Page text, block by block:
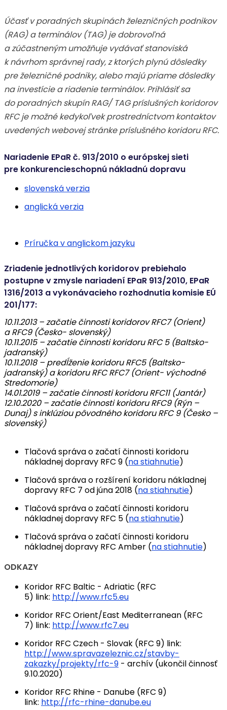
Účasť v poradných skupinách železničných podnikov
(RAG) a terminálov (TAG) je dobrovoľná
a zúčastneným umožňuje vydávať stanoviská
k návrhom správnej rady, z ktorých plynú dôsledky
pre železničné podniky, alebo majú priame dôsledky
na investície a riadenie terminálov. Prihlásiť sa
do poradných skupín RAG/ TAG príslušných koridorov
RFC je možné kedykoľvek prostredníctvom kontaktov
uvedených webovej stránke príslušného koridoru RFC.
Nariadenie EPaR č. 913/2010 o európskej sieti
pre konkurencieschopnú nákladnú dopravu
slovenská verzia
anglická verzia
Príručka v anglickom jazyku
Zriadenie jednotlivých koridorov prebiehalo
postupne v zmysle nariadení EPaR 913/2010, EPaR
1316/2013 a vykonávacieho rozhodnutia komisie EÚ
201/177:
10.11.2013 – začatie činnosti koridorov RFC7 (Orient)
a RFC9 (Česko- slovenský)
10.11.2015 – začatie činnosti koridoru RFC 5 (Baltsko-
jadranský)
10.11.2018 – predĺženie koridoru RFC5 (Baltsko-
jadranský) a koridoru RFC RFC7 (Orient- východné
Stredomorie)
14.01.2019 – začatie činnosti koridoru RFC11 (Jantár)
12.10.2020 – začatie činnosti koridoru RFC9 (Rýn –
Dunaj) s inklúziou pôvodného koridoru RFC 9 (Česko –
slovenský)
Tlačová správa o začatí činnosti koridoru
nákladnej dopravy RFC 9 (na stiahnutie)
Tlačová správa o rozšírení koridoru nákladnej
dopravy RFC 7 od júna 2018 (na stiahnutie)
Tlačová správa o začatí činnosti koridoru
nákladnej dopravy RFC 5 (na stiahnutie)
Tlačová správa o začatí činnosti koridoru
nákladnej dopravy RFC Amber (na stiahnutie)
ODKAZY
Koridor RFC Baltic - Adriatic (RFC
5) link: http://www.rfc5.eu
Koridor RFC Orient/East Mediterranean (RFC
7) link: http://www.rfc7.eu
Koridor RFC Czech - Slovak (RFC 9) link:
http://www.spravazeleznic.cz/stavby-
zakazky/projekty/rfc-9 - archív (ukončil činnosť
9.10.2020)
Koridor RFC Rhine - Danube (RFC 9)
link: http://rfc-rhine-danube.eu